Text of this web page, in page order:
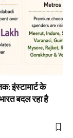
इंस्टामार्ट के
बदल रहा है